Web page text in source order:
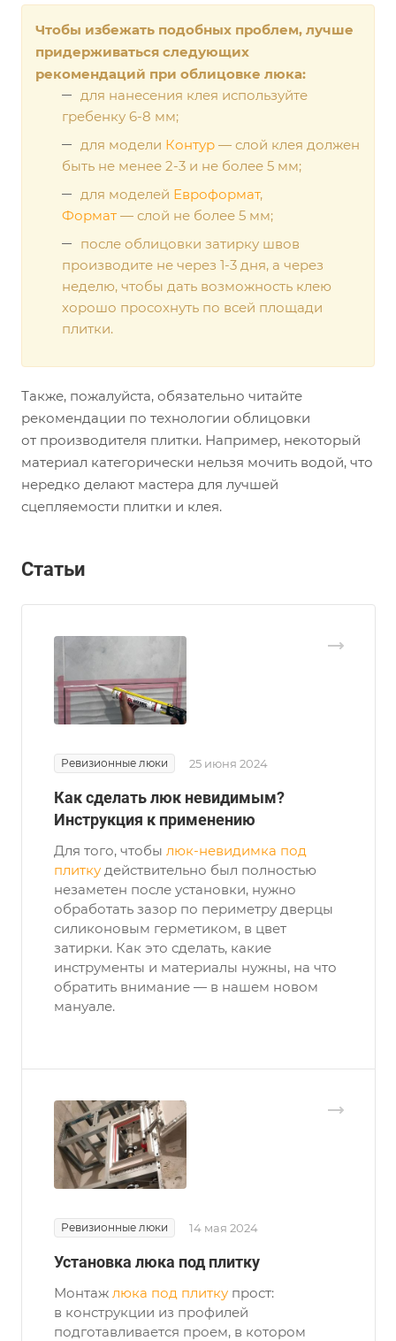
Чтобы избежать подобных проблем, лучше
придерживаться следующих
рекомендаций при облицовке люка:
для нанесения клея используйте
гребенку 6-8 мм;
для модели Контур — слой клея должен
быть не менее 2-3 и не более 5 мм;
для моделей Евроформат,
Формат — слой не более 5 мм;
после облицовки затирку швов
производите не через 1-3 дня, а через
неделю, чтобы дать возможность клею
хорошо просохнуть по всей площади
плитки.
Также, пожалуйста, обязательно читайте
рекомендации по технологии облицовки
от производителя плитки. Например, некоторый
материал категорически нельзя мочить водой, что
нередко делают мастера для лучшей
сцепляемости плитки и клея.
Статьи
Ревизионные люки 25 июня 2024
Как сделать люк невидимым?
Инструкция к применению
Для того, чтобы люк-невидимка под
плитку действительно был полностью
незаметен после установки, нужно
обработать зазор по периметру дверцы
силиконовым герметиком, в цвет
затирки. Как это сделать, какие
инструменты и материалы нужны, на что
обратить внимание — в нашем новом
мануале.
Ревизионные люки 14 мая 2024
Установка люка под плитку
Монтаж люка под плитку прост:
в конструкции из профилей
подготавливается проем, в котором